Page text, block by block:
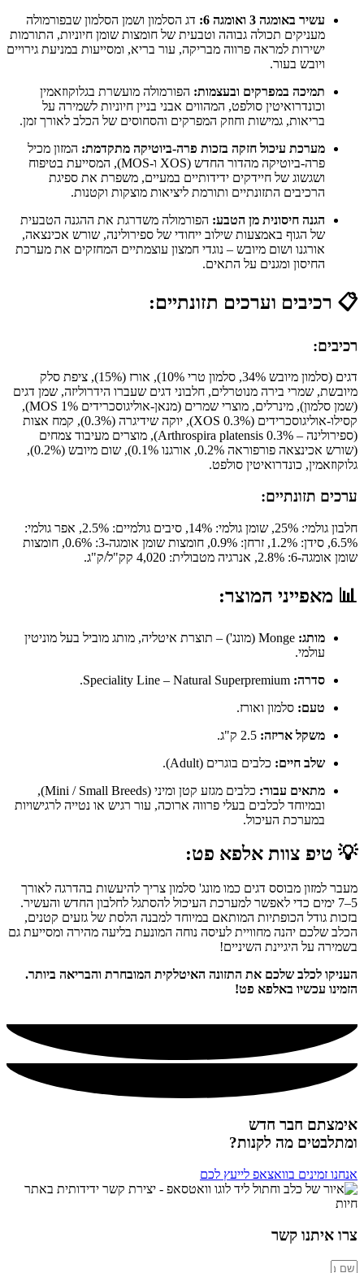
עשיר באומגה 3 ואומגה 6:
דג הסלמון ושמן הסלמון שבפורמולה
מעניקים תכולה גבוהה וטבעית של חומצות שומן חיוניות, התורמות
ישירות למראה פרווה מבריקה, עור בריא, ומסייעות במניעת גירויים
ויובש בעור.
תמיכה במפרקים ובעצמות: הפורמולה מועשרת בגלוקוזאמין
וכונדרואיטין סולפט, המהווים אבני בניין חיוניות לשמירה על
בריאות, גמישות וחוזק המפרקים והסחוסים של הכלב לאורך זמן.
מערכת עיכול חזקה בזכות פרה-ביוטיקה מתקדמת: המזון מכיל
פרה-ביוטיקה מהדור החדש (XOS ו-MOS), המסייעת בטיפוח
ושגשוג של חיידקים ידידותיים במעיים, משפרת את ספיגת
הרכיבים התזונתיים ותורמת ליציאות מוצקות וקטנות.
הגנה חיסונית מן הטבע: הפורמולה משדרגת את ההגנה הטבעית
של הגוף באמצעות שילוב ייחודי של ספירולינה, שורש אכינצאה,
אורגנו ושום מיובש – נוגדי חמצון עוצמתיים המחזקים את מערכת
החיסון ומגנים על התאים.
📋 רכיבים וערכים תזונתיים:
רכיבים:
דגים (סלמון מיובש 34%, סלמון טרי 10%), אורז (15%), ציפת סלק
מיובשת, שמרי בירה מנוטרלים, חלבוני דגים שעברו הידרוליזה, שמן דגים
(שמן סלמון), מינרלים, מוצרי שמרים (מנאן-אוליגוסכרידים MOS 1%),
קסילו-אוליגוסכרידים (XOS 0.3%), יוקה שידיגרה (0.3%), קמח אצות
(ספירולינה – Arthrospira platensis 0.3%), מוצרים מעיבוד צמחים
(שורש אכינצאה פורפוראה 0.2%, אורגנו 0.1%), שום מיובש (0.2%),
גלוקוזאמין, כונדרואיטין סולפט.
ערכים תזונתיים:
חלבון גולמי: 25%, שומן גולמי: 14%, סיבים גולמיים: 2.5%, אפר גולמי:
6.5%, סידן: 1.2%, זרחן: 0.9%, חומצות שומן אומגה-3: 0.6%, חומצות
שומן אומגה-6: 2.8%, אנרגיה מטבולית: 4,020 קק"ל/ק"ג.
📊 מאפייני המוצר:
מותג:
Monge (מונג') – תוצרת איטליה, מותג מוביל בעל מוניטין
עולמי.
סדרה:
טעם: סלמון ואורז.
משקל אריזה:
שלב חיים: כלבים בוגרים (Adult).
מתאים עבור:
כלבים מגזע קטן ומיני (Mini / Small Breeds),
ובמיוחד לכלבים בעלי פרווה ארוכה, עור רגיש או נטייה לרגישויות
במערכת העיכול.
💡 טיפ צוות אלפא פט:
מעבר למזון מבוסס דגים כמו מונג' סלמון צריך להיעשות בהדרגה לאורך
5–7 ימים כדי לאפשר למערכת העיכול להסתגל לחלבון החדש והעשיר.
בזכות גודל הכופתיות המותאם במיוחד למבנה הלסת של גזעים קטנים,
הכלב שלכם יהנה מחוויית לעיסה נוחה המונעת בליעה מהירה ומסייעת גם
בשמירה על היגיינת השיניים!
העניקו לכלב שלכם את התזונה האיטלקית המובחרת והבריאה ביותר.
הזמינו עכשיו באלפא פט!
אימצתם חבר חדש
ומתלבטים מה לקנות?
אנחנו זמינים בוואצאפ לייעץ לכם
צרו איתנו קשר